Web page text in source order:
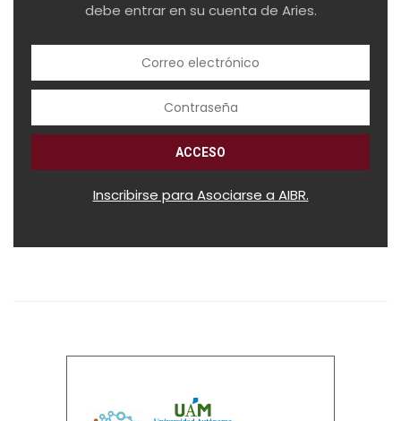
debe entrar en su cuenta de Aries.
Inscribirse para Asociarse a AIBR.